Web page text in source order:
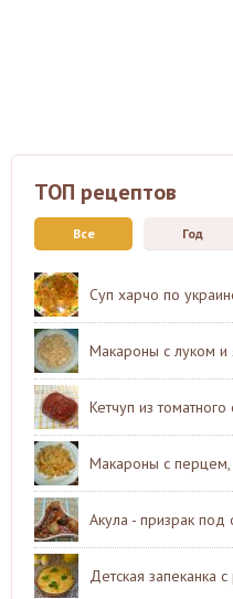
ТОП рецептов
Все Год
Суп харчо по
Макароны с луком и
Кетчуп из томатного
Макароны с
Акула - призрак
Детская запеканка